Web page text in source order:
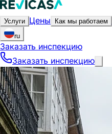
Услуги Цены Как мы работаем
ru
Заказать инспекцию
Заказать инспекцию